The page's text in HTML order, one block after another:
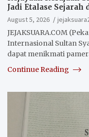
Jadi Etalase Sejarah
August 5, 2026
JEJAKSUARA.COM
Internasional Sultan
dapat menikmati
Continue Reading